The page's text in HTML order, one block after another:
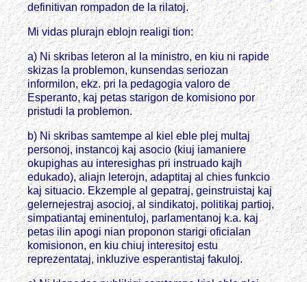
definitivan rompadon de la rilatoj.
Mi vidas plurajn eblojn realigi tion:
a) Ni skribas leteron al la ministro, en kiu ni rapide
skizas la problemon, kunsendas seriozan
informilon, ekz. pri la pedagogia valoro de
Esperanto, kaj petas starigon de komisiono por
pristudi la problemon.
b) Ni skribas samtempe al kiel eble plej multaj
personoj, instancoj kaj asocio (kiuj iamaniere
okupighas au interesighas pri instruado kajh
edukado), aliajn leterojn, adaptitaj al chies funkcio
kaj situacio. Ekzemple al gepatraj, geinstruistaj kaj
gelernejestraj asocioj, al sindikatoj, politikaj partioj,
simpatiantaj eminentuloj, parlamentanoj k.a. kaj
petas ilin apogi nian proponon starigi oficialan
komisionon, en kiu chiuj interesitoj estu
reprezentataj, inkluzive esperantistaj fakuloj.